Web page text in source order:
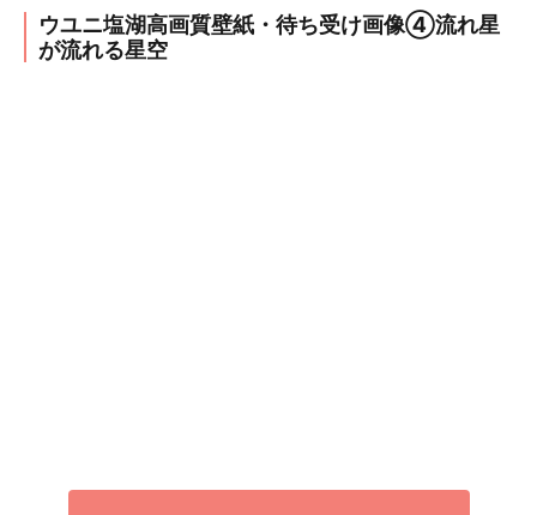
ウユニ塩湖高画質壁紙・待ち受け画像④流れ星
が流れる星空